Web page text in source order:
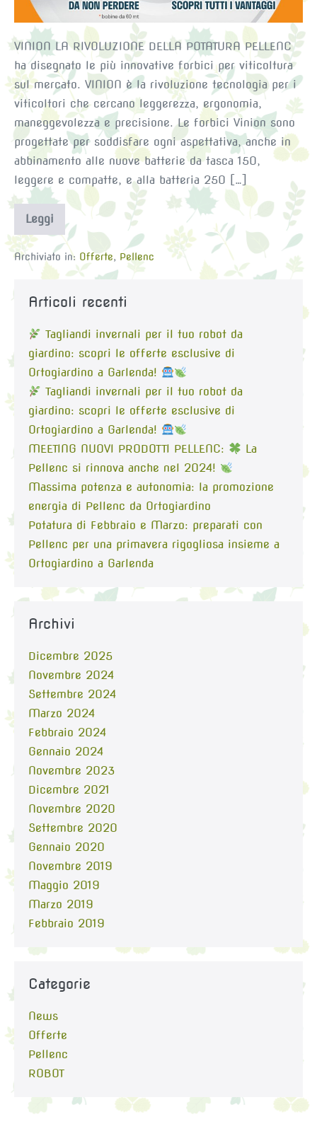
VINION LA RIVOLUZIONE DELLA POTATURA PELLENC
ha disegnato le più innovative forbici per viticoltura
sul mercato. VINION è la rivoluzione tecnologia per i
viticoltori che cercano leggerezza, ergonomia,
maneggevolezza e precisione. Le forbici Vinion sono
progettate per soddisfare ogni aspettativa, anche in
abbinamento alle nuove batterie da tasca 150,
leggere e compatte, e alla batteria 250 […]
LeggiPROMO
VIGNA
2019
Archiviato in: Offerte, Pellenc
Articoli recenti
Tagliandi invernali per il tuo robot da
giardino: scopri le offerte esclusive di
Ortogiardino a Garlenda!
Tagliandi invernali per il tuo robot da
giardino: scopri le offerte esclusive di
Ortogiardino a Garlenda!
MEETING NUOVI PRODOTTI PELLENC:
La
Pellenc si rinnova anche nel 2024!
Massima potenza e autonomia: la promozione
energia di Pellenc da Ortogiardino
Potatura di Febbraio e Marzo: preparati con
Pellenc per una primavera rigogliosa insieme a
Ortogiardino a Garlenda
Archivi
Dicembre 2025
Novembre 2024
Settembre 2024
Marzo 2024
Febbraio 2024
Gennaio 2024
Novembre 2023
Dicembre 2021
Novembre 2020
Settembre 2020
Gennaio 2020
Novembre 2019
Maggio 2019
Marzo 2019
Febbraio 2019
Categorie
News
Offerte
Pellenc
ROBOT